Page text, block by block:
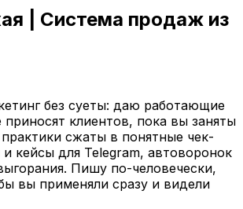
| Система продаж из
без суеты: даю работающие
приносят клиентов, пока вы заняты
сжаты в понятные чек-
кейсы для Telegram, автоворонок
Пишу по-человечески,
вы применяли сразу и видели